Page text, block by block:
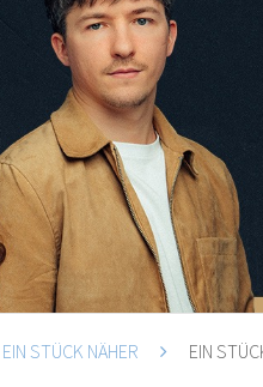
EIN STÜCK NÄHER EIN